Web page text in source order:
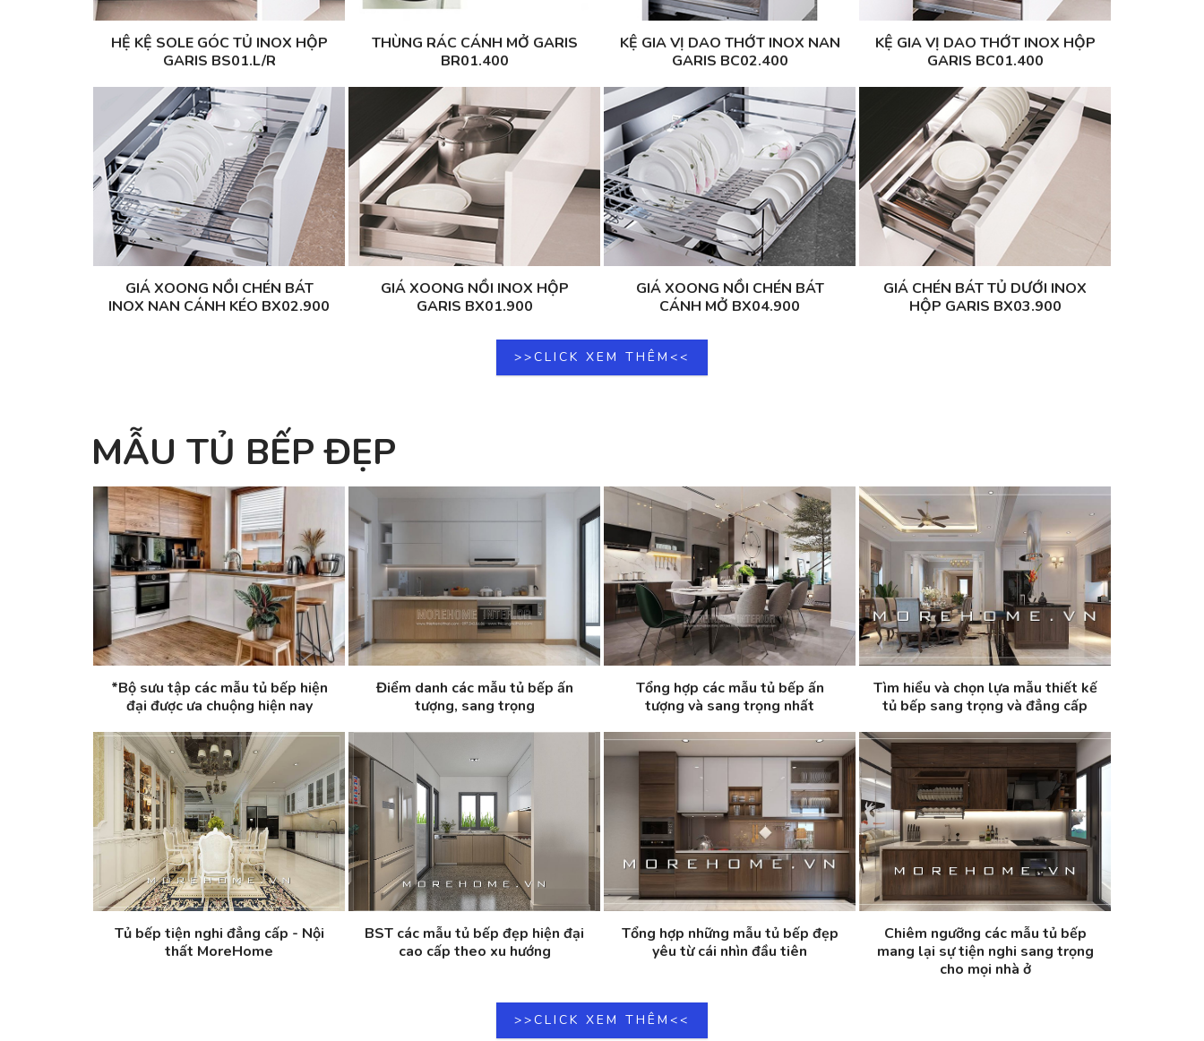
HỆ KỆ SOLE GÓC TỦ INOX HỘP
GARIS BS01.L/R
THÙNG RÁC CÁNH MỞ GARIS
BR01.400
KỆ GIA VỊ DAO THỚT INOX NAN
GARIS BC02.400
KỆ GIA VỊ DAO THỚT INOX HỘP
GARIS BC01.400
GIÁ XOONG NỒI CHÉN BÁT
INOX NAN CÁNH KÉO BX02.900
GIÁ XOONG NỒI INOX HỘP
GARIS BX01.900
GIÁ XOONG NỒI CHÉN BÁT
CÁNH MỞ BX04.900
GIÁ CHÉN BÁT TỦ DƯỚI INOX
HỘP GARIS BX03.900
>>CLICK XEM THÊM<<
MẪU TỦ BẾP ĐẸP
*Bộ sưu tập các mẫu tủ bếp hiện
đại được ưa chuộng hiện nay
Điểm danh các mẫu tủ bếp ấn
tượng, sang trọng
Tổng hợp các mẫu tủ bếp ấn
tượng và sang trọng nhất
Tìm hiểu và chọn lựa mẫu thiết kế
tủ bếp sang trọng và đẳng cấp
Tủ bếp tiện nghi đẳng cấp - Nội
thất MoreHome
BST các mẫu tủ bếp đẹp hiện đại
cao cấp theo xu hướng
Tổng hợp những mẫu tủ bếp đẹp
yêu từ cái nhìn đầu tiên
Chiêm ngưỡng các mẫu tủ bếp
mang lại sự tiện nghi sang trọng
cho mọi nhà ở
>>CLICK XEM THÊM<<